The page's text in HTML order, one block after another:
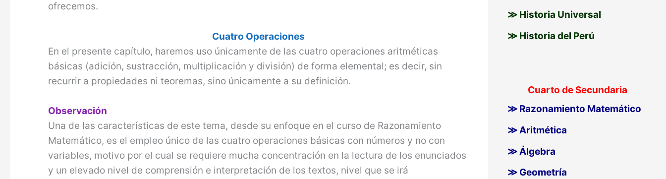
ofrecemos.
Cuatro Operaciones
En el presente capítulo, haremos uso únicamente de las cuatro operaciones aritméticas
básicas (adición, sustracción, multiplicación y división) de forma elemental; es decir, sin
recurrir a propiedades ni teoremas, sino únicamente a su definición.
Observación
Una de las características de este tema, desde su enfoque en el curso de Razonamiento
Matemático, es el empleo único de las cuatro operaciones básicas con números y no con
variables, motivo por el cual se requiere mucha concentración en la lectura de los enunciados
y un elevado nivel de comprensión e interpretación de los textos, nivel que se irá
≫ Historia Universal
≫ Historia del Perú
Cuarto de Secundaria
≫ Razonamiento Matemático
≫ Aritmética
≫ Álgebra
≫ Geometría